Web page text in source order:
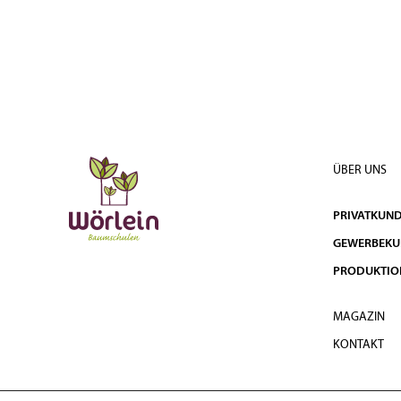
ÜBER UNS
MAGAZIN
KONTAKT